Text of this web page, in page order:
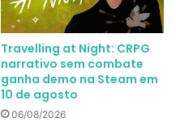
Travelling at Night: CRPG
narrativo sem combate
ganha demo na Steam em
10 de agosto
06/08/2026